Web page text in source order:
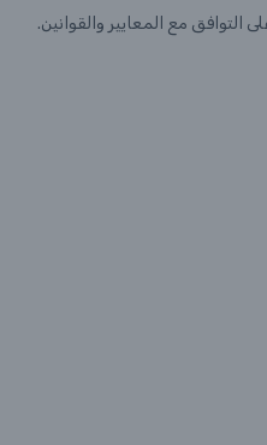
التوافق مع المعايير والقوانين.